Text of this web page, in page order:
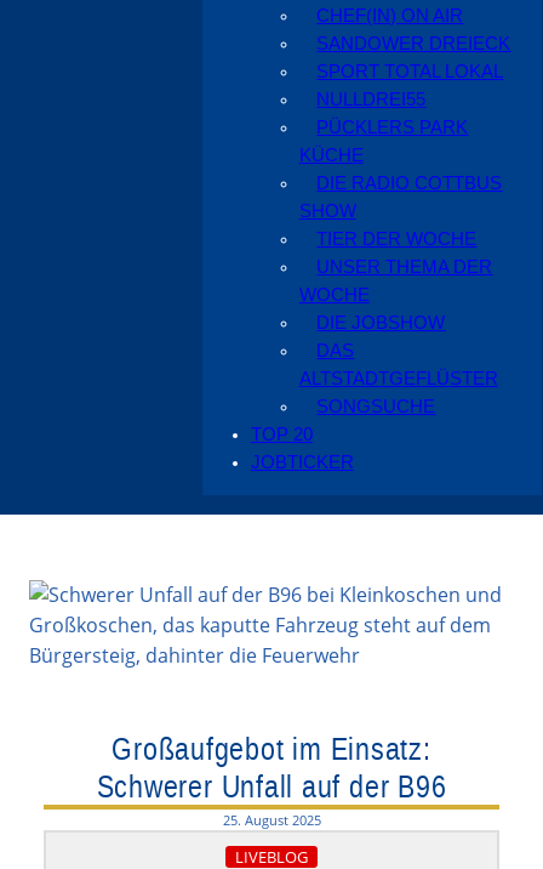
CHEF(IN) ON AIR
SANDOWER DREIECK
SPORT TOTAL LOKAL
NULLDREI55
PÜCKLERS PARK
KÜCHE
DIE RADIO COTTBUS
SHOW
TIER DER WOCHE
UNSER THEMA DER
WOCHE
DIE JOBSHOW
DAS
ALTSTADTGEFLÜSTER
SONGSUCHE
TOP 20
JOBTICKER
Großaufgebot im Einsatz:
Schwerer Unfall auf der B96
25. August 2025
LIVEBLOG